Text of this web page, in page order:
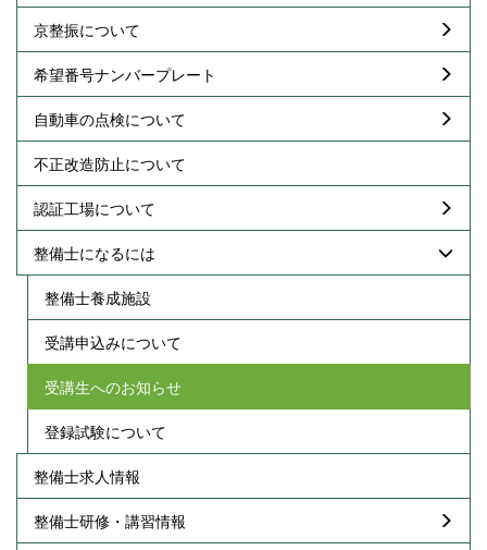
京整振について
希望番号ナンバープレート
自動車の点検について
不正改造防止について
認証工場について
整備士になるには
整備士養成施設
受講申込みについて
受講生へのお知らせ
登録試験について
整備士求人情報
整備士研修・講習情報